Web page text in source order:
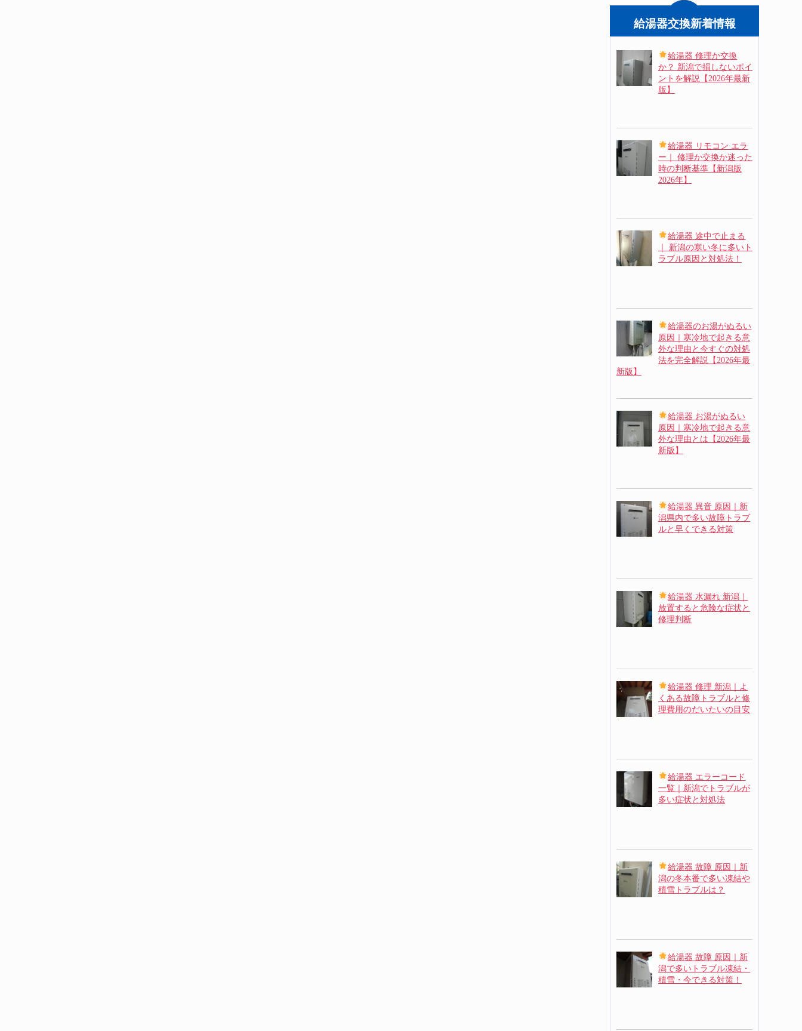
給湯器交換新着情報
給湯器 修理か交換
か？ 新潟で損しないポイ
ントを解説【2026年最新
版】
給湯器 リモコン エラ
ー｜ 修理か交換か迷った
時の判断基準【新潟版
2026年】
給湯器 途中で止まる
｜ 新潟の寒い冬に多いト
ラブル原因と対処法！
給湯器のお湯がぬるい
原因｜寒冷地で起きる意
外な理由と今すぐの対処
法を完全解説【2026年最
新版】
給湯器 お湯がぬるい
原因｜寒冷地で起きる意
外な理由とは【2026年最
新版】
給湯器 異音 原因｜新
潟県内で多い故障トラブ
ルと早くできる対策
給湯器 水漏れ 新潟｜
放置すると危険な症状と
修理判断
給湯器 修理 新潟｜よ
くある故障トラブルと修
理費用のだいたいの目安
給湯器 エラーコード
一覧｜新潟でトラブルが
多い症状と対処法
給湯器 故障 原因｜新
潟の冬本番で多い凍結や
積雪トラブルは？
給湯器 故障 原因｜新
潟で多いトラブル凍結・
積雪・今できる対策！